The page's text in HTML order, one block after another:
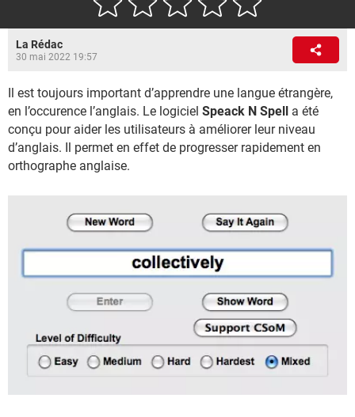
La Rédac
30 mai 2022 19:57
Il est toujours important d’apprendre une langue étrangère,
en l’occurence l’anglais. Le logiciel Speack N Spell a été
conçu pour aider les utilisateurs à améliorer leur niveau
d’anglais. Il permet en effet de progresser rapidement en
orthographe anglaise.